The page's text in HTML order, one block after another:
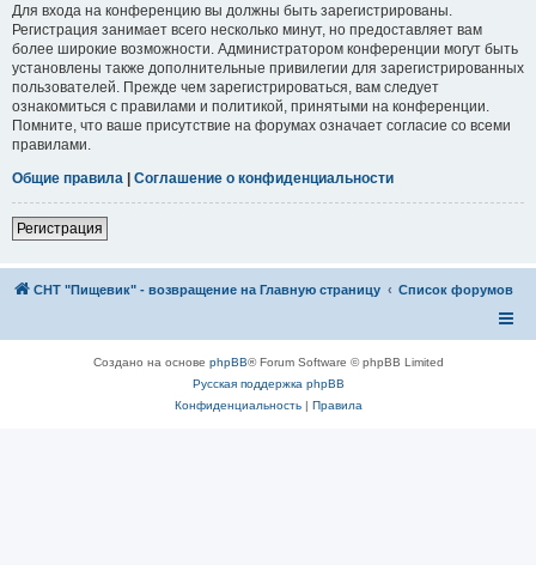
Для входа на конференцию вы должны быть зарегистрированы.
Регистрация занимает всего несколько минут, но предоставляет вам
более широкие возможности. Администратором конференции могут быть
установлены также дополнительные привилегии для зарегистрированных
пользователей. Прежде чем зарегистрироваться, вам следует
ознакомиться с правилами и политикой, принятыми на конференции.
Помните, что ваше присутствие на форумах означает согласие со всеми
правилами.
Общие правила | Соглашение о конфиденциальности
Регистрация
СНТ "Пищевик" - возвращение на Главную страницу Список форумов
Создано на основе phpBB® Forum Software © phpBB Limited
Русская поддержка phpBB
Конфиденциальность| Правила